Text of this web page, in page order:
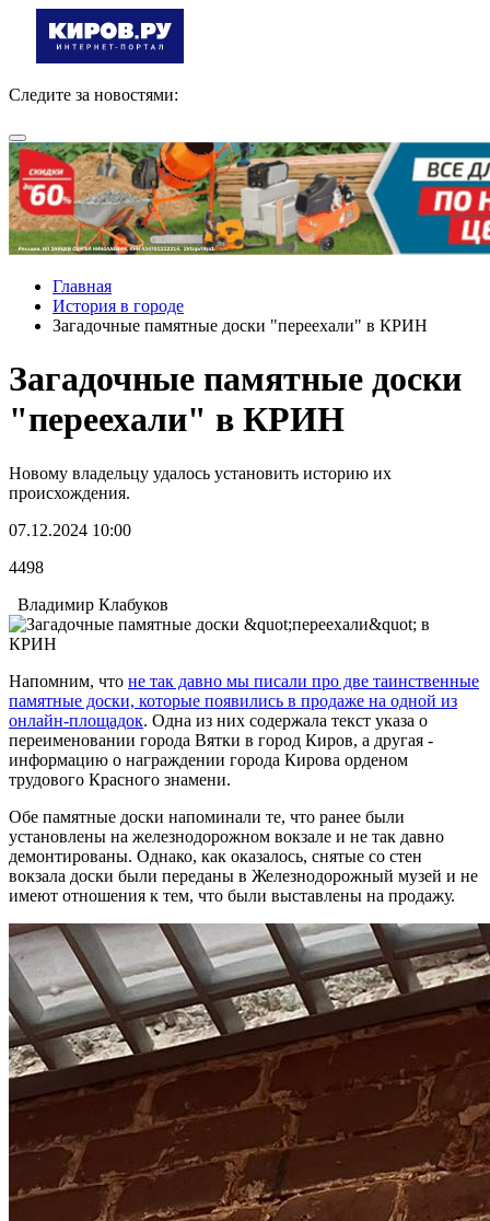
Следите за новостями:
Главная
История в городе
Загадочные памятные доски "переехали" в КРИН
Загадочные памятные доски
"переехали" в КРИН
Новому владельцу удалось установить историю их
происхождения.
07.12.2024 10:00
4498
Владимир Клабуков
Напомним, что не так давно мы писали про две таинственные
памятные доски, которые появились в продаже на одной из
онлайн-площадок. Одна из них содержала текст указа о
переименовании города Вятки в город Киров, а другая -
информацию о награждении города Кирова орденом
трудового Красного знамени.
Обе памятные доски напоминали те, что ранее были
установлены на железнодорожном вокзале и не так давно
демонтированы. Однако, как оказалось, снятые со стен
вокзала доски были переданы в Железнодорожный музей и не
имеют отношения к тем, что были выставлены на продажу.